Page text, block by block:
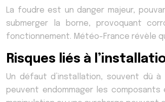
La foudre est un danger majeur,
submerger la borne, provoquant
fonctionnement. Météo-France révèle
Risques liés à
Un défaut d’installation, souvent dû
peuvent endommager les